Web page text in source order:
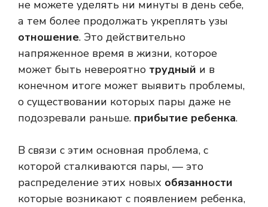
не можете уделять ни минуты в день себе,
а тем более продолжать укреплять узы
отношение. Это действительно
напряженное время в жизни, которое
может быть невероятно трудный и в
конечном итоге может выявить проблемы,
о существовании которых пары даже не
подозревали раньше. прибытие ребенка.
В связи с этим основная проблема, с
которой сталкиваются пары, — это
распределение этих новых обязанности
которые возникают с появлением ребенка,